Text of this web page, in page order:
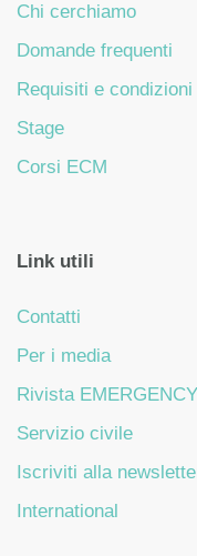
Chi cerchiamo
Domande frequenti
Requisiti e condizioni
Stage
Corsi ECM
Link utili
Contatti
Per i media
Rivista EMERGENCY
Servizio civile
Iscriviti alla
International